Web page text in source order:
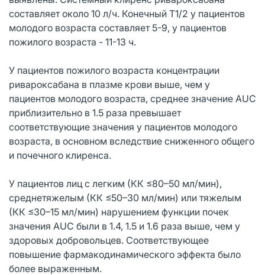
составляет около 10 л/ч. Конечный T1/2 у пациентов
молодого возраста составляет 5-9, у пациентов
пожилого возраста - 11-13 ч.
У пациентов пожилого возраста концентрации
ривароксабана в плазме крови выше, чем у
пациентов молодого возраста, среднее значение AUC
приблизительно в 1.5 раза превышает
соответствующие значения у пациентов молодого
возраста, в основном вследствие сниженного общего
и почечного клиренса.
У пациентов лиц с легким (КК ≤80–50 мл/мин),
среднетяжелым (КК ≤50–30 мл/мин) или тяжелым
(КК ≤30–15 мл/мин) нарушением функции почек
значения AUC были в 1.4, 1.5 и 1.6 раза выше, чем у
здоровых добровольцев. Соответствующее
повышение фармакодинамического эффекта было
более выраженным.